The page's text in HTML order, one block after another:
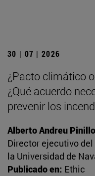
30 | 07 | 2026
¿Pacto climático
¿Qué acuerdo
prevenir los
Alberto Andreu
Director ejecutivo
la Universidad de
Publicado en: Ethic